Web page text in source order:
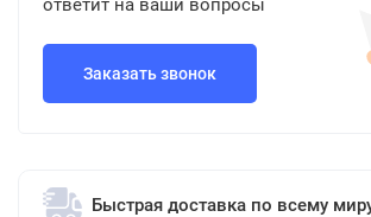
ответит на ваши вопросы
Заказать звонок
Быстрая доставка по всему